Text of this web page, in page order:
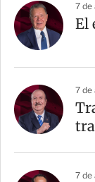
7 de
El
7 de
7 de